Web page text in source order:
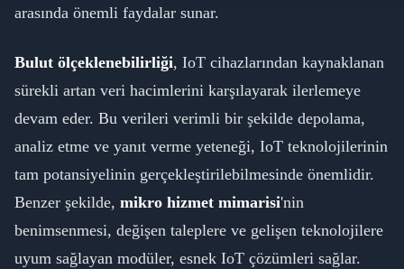
arasında önemli faydalar sunar.
Bulut ölçeklenebilirliği, IoT cihazlarından kaynaklanan
sürekli artan veri hacimlerini karşılayarak ilerlemeye
devam eder. Bu verileri verimli bir şekilde depolama,
analiz etme ve yanıt verme yeteneği, IoT teknolojilerinin
tam potansiyelinin gerçekleştirilebilmesinde önemlidir.
Benzer şekilde, mikro hizmet mimarisi'nin
benimsenmesi, değişen taleplere ve gelişen teknolojilere
uyum sağlayan modüler, esnek IoT çözümleri sağlar.